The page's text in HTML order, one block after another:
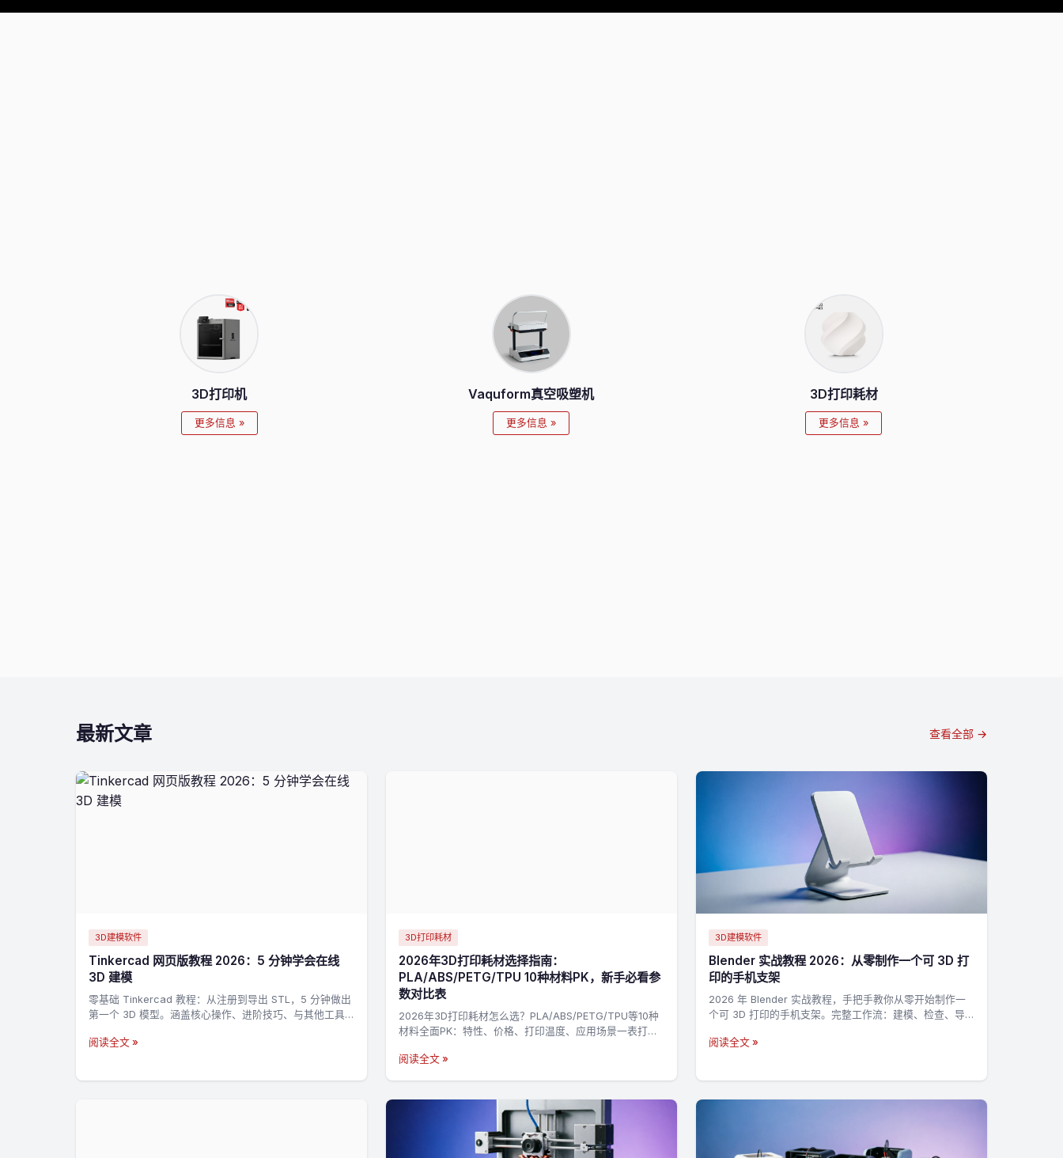
3D打印机
更多信息 »
Vaquform真空吸塑机
更多信息 »
3D打印耗材
更多信息 »
最新文章 查看全部 →
3D建模软件
Tinkercad 网页版教程 2026：5 分钟学会在线
3D 建模
零基础 Tinkercad 教程：从注册到导出 STL，5 分钟做出
第一个 3D 模型。涵盖核心操作、进阶技巧、与其他工具
阅读全文 »
3D打印耗材
2026年3D打印耗材选择指南：
PLA/ABS/PETG/TPU 10种材料PK，新手必看参
数对比表
2026年3D打印耗材怎么选？PLA/ABS/PETG/TPU等10种
材料全面PK：特性、价格、打印温度、应用场景一表打
阅读全文 »
3D建模软件
Blender 实战教程 2026：从零制作一个可 3D 打
印的手机支架
2026 年 Blender 实战教程，手把手教你从零开始制作一
个可 3D 打印的手机支架。完整工作流：建模、检查、导
阅读全文 »